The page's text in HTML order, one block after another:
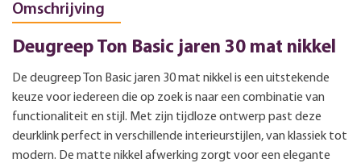
Omschrijving
Deugreep Ton Basic jaren 30 mat nikkel
De deugreep Ton Basic jaren 30 mat nikkel is een uitstekende
keuze voor iedereen die op zoek is naar een combinatie van
functionaliteit en stijl. Met zijn tijdloze ontwerp past deze
deurklink perfect in verschillende interieurstijlen, van klassiek tot
modern. De matte nikkel afwerking zorgt voor een elegante